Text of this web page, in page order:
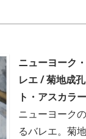
ニューヨーク
レエ / 菊地成
ト・アスカラ
ニューヨーク
るバレエ。菊